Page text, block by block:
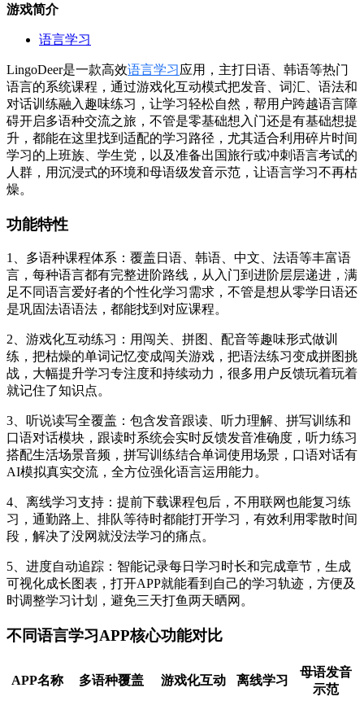
游戏简介
语言学习
LingoDeer是一款高效语言学习应用，主打日语、韩语等热门
语言的系统课程，通过游戏化互动模式把发音、词汇、语法和
对话训练融入趣味练习，让学习轻松自然，帮用户跨越语言障
碍开启多语种交流之旅，不管是零基础想入门还是有基础想提
升，都能在这里找到适配的学习路径，尤其适合利用碎片时间
学习的上班族、学生党，以及准备出国旅行或冲刺语言考试的
人群，用沉浸式的环境和母语级发音示范，让语言学习不再枯
燥。
功能特性
1、多语种课程体系：覆盖日语、韩语、中文、法语等丰富语
言，每种语言都有完整进阶路线，从入门到进阶层层递进，满
足不同语言爱好者的个性化学习需求，不管是想从零学日语还
是巩固法语语法，都能找到对应课程。
2、游戏化互动练习：用闯关、拼图、配音等趣味形式做训
练，把枯燥的单词记忆变成闯关游戏，把语法练习变成拼图挑
战，大幅提升学习专注度和持续动力，很多用户反馈玩着玩着
就记住了知识点。
3、听说读写全覆盖：包含发音跟读、听力理解、拼写训练和
口语对话模块，跟读时系统会实时反馈发音准确度，听力练习
搭配生活场景音频，拼写训练结合单词使用场景，口语对话有
AI模拟真实交流，全方位强化语言运用能力。
4、离线学习支持：提前下载课程包后，不用联网也能复习练
习，通勤路上、排队等待时都能打开学习，有效利用零散时间
段，解决了没网就没法学习的痛点。
5、进度自动追踪：智能记录每日学习时长和完成章节，生成
可视化成长图表，打开APP就能看到自己的学习轨迹，方便及
时调整学习计划，避免三天打鱼两天晒网。
不同语言学习APP核心功能对比
APP名称 多语种覆盖 游戏化互动 离线学习
母语发音
示范